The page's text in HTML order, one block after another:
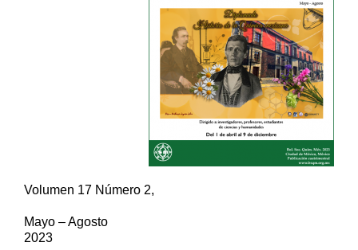
Volumen 17 Número 2,
Mayo – Agosto
2023